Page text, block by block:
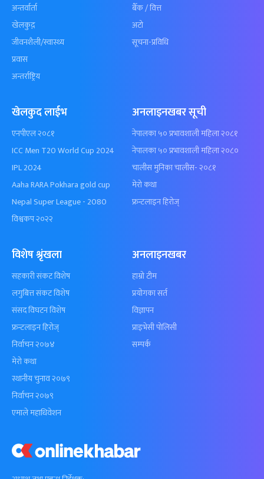
अन्तर्वार्ता
खेलकुद़़
जीवनशैली/स्वास्थ्य
प्रवास
अन्तर्राष्ट्रिय
बैँक / वित्त
अटो
सूचना-प्रविधि
खेलकुद लाईभ
एनपीएल २०८१
ICC Men T20 World Cup 2024
IPL 2024
Aaha RARA Pokhara gold cup
Nepal Super League - 2080
विश्वकप २०२२
अनलाइनखबर सूची
नेपालका ५० प्रभावशाली महिला २०८१
नेपालका ५० प्रभावशाली महिला २०८०
चालीस मुनिका चालीस- २०८१
मेरो कथा
फ्रन्टलाइन हिरोज्
विशेष श्रृंखला
सहकारी संकट विशेष
लगुबित्त संकट विशेष
संसद विघटन विशेष
फ्रन्टलाइन हिरोज्
निर्वाचन २०७४
मेरो कथा
स्थानीय चुनाव २०७९
निर्वाचन २०७९
एमाले महाधिवेशन
अनलाइनखबर
हाम्रो टीम
प्रयोगका सर्त
विज्ञापन
प्राइभेसी पोलिसी
सम्पर्क